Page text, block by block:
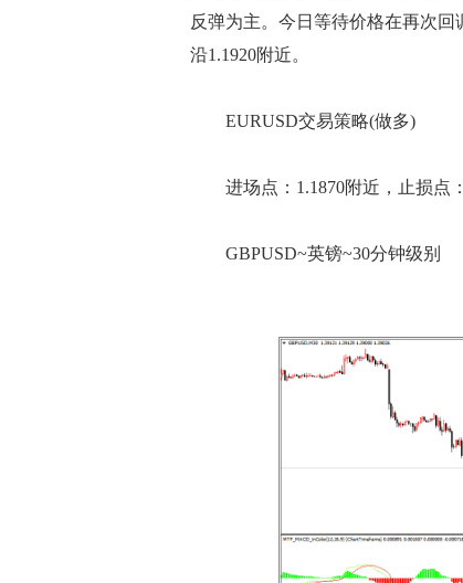
反弹为主。今日等待价格在再次
沿1.1920附近。
EURUSD交易策略(做多)
进场点：1.1870附近，止损点：
GBPUSD~英镑~30分钟级别